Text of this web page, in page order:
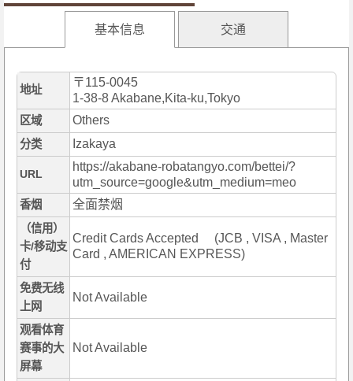
基本信息 交通
地址
〒115-0045
1-38-8 Akabane,Kita-ku,Tokyo
区域 Others
分类 Izakaya
URL
https://akabane-robatangyo.com/bettei/?
utm_source=google&utm_medium=meo
香烟 全面禁烟
（信用）
卡/移动支
付
Credit Cards Accepted (JCB , VISA , Master
Card , AMERICAN EXPRESS)
免费无线
上网
Not Available
观看体育
赛事的大
屏幕
Not Available